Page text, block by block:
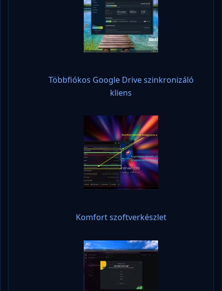
Többfiókos Google Drive szinkronizáló
kliens
Komfort szoftverkészlet